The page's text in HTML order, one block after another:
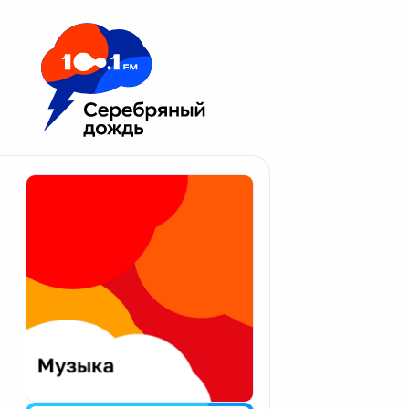
Москва 100.1 FM
Апатиты
Екатеринбург
Калининград
Калуга